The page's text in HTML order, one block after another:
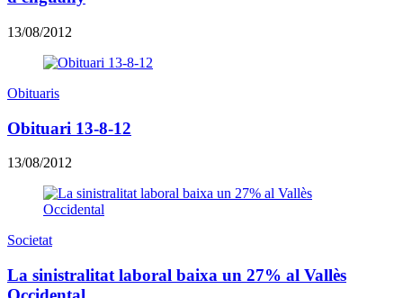
13/08/2012
Obituaris
Obituari 13-8-12
13/08/2012
Societat
La sinistralitat laboral baixa un 27% al Vallès